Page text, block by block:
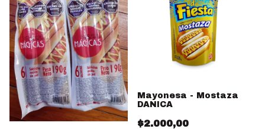
Mayonesa - Mostaza
DANICA
$2.000,00